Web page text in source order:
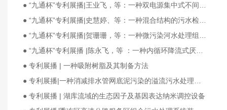
● 专利展播 | 一种吸附树脂及其制备方法
● 专利展播 | 湖库流域的生态因子及基因表达纳米调控设备